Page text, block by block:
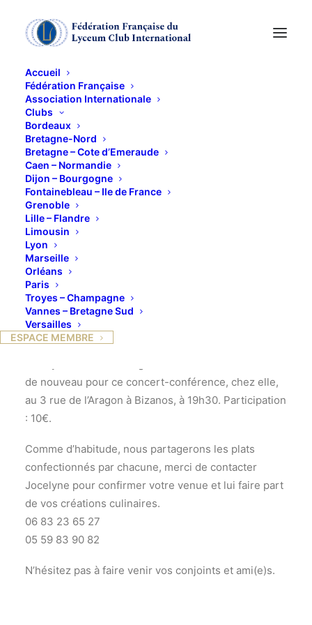
Accueil
Fédération Française
Association Internationale
Clubs
Bordeaux
Bretagne-Nord
Bretagne – Cote d’Emeraude
Caen – Normandie
Dijon – Bourgogne
Fontainebleau – Ile de France
Grenoble
Lille – Flandre
Limousin
Lyon
Marseille
Orléans
Paris
Troyes – Champagne
Vannes – Bretagne Sud
Versailles
ESPACE MEMBRE
Concert/lecture par
Mélanie Burlaud
Nous vous proposons un concert de piano avec
lecture de correspondances de musiciens pendant la
première guerre mondiale avec des œuvres de
Debussy, Ravel, Satie, Poulenc, Fauré, Durosoir.
de nouveau pour ce concert-conférence, chez elle,
au 3 rue de l’Aragon à Bizanos, à 19h30. Participation
: 10€.
Comme d’habitude, nous partagerons les plats
confectionnés par chacune, merci de contacter
Jocelyne pour confirmer votre venue et lui faire part
de vos créations culinaires.
06 83 23 65 27
05 59 83 90 82
N’hésitez pas à faire venir vos conjoints et ami(e)s.